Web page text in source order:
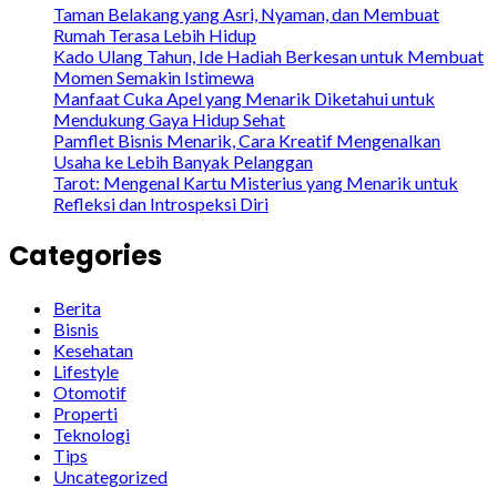
Taman Belakang yang Asri, Nyaman, dan Membuat
Rumah Terasa Lebih Hidup
Kado Ulang Tahun, Ide Hadiah Berkesan untuk Membuat
Momen Semakin Istimewa
Manfaat Cuka Apel yang Menarik Diketahui untuk
Mendukung Gaya Hidup Sehat
Pamflet Bisnis Menarik, Cara Kreatif Mengenalkan
Usaha ke Lebih Banyak Pelanggan
Tarot: Mengenal Kartu Misterius yang Menarik untuk
Refleksi dan Introspeksi Diri
Categories
Berita
Bisnis
Kesehatan
Lifestyle
Otomotif
Properti
Teknologi
Tips
Uncategorized